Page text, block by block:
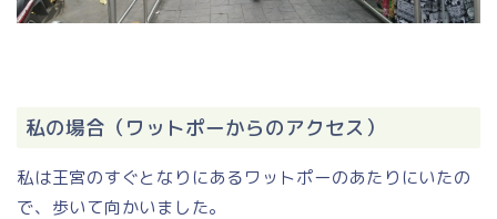
私の場合（ワットポーからのアクセス）
私は王宮のすぐとなりにあるワットポーのあたりにいたの
で、歩いて向かいました。